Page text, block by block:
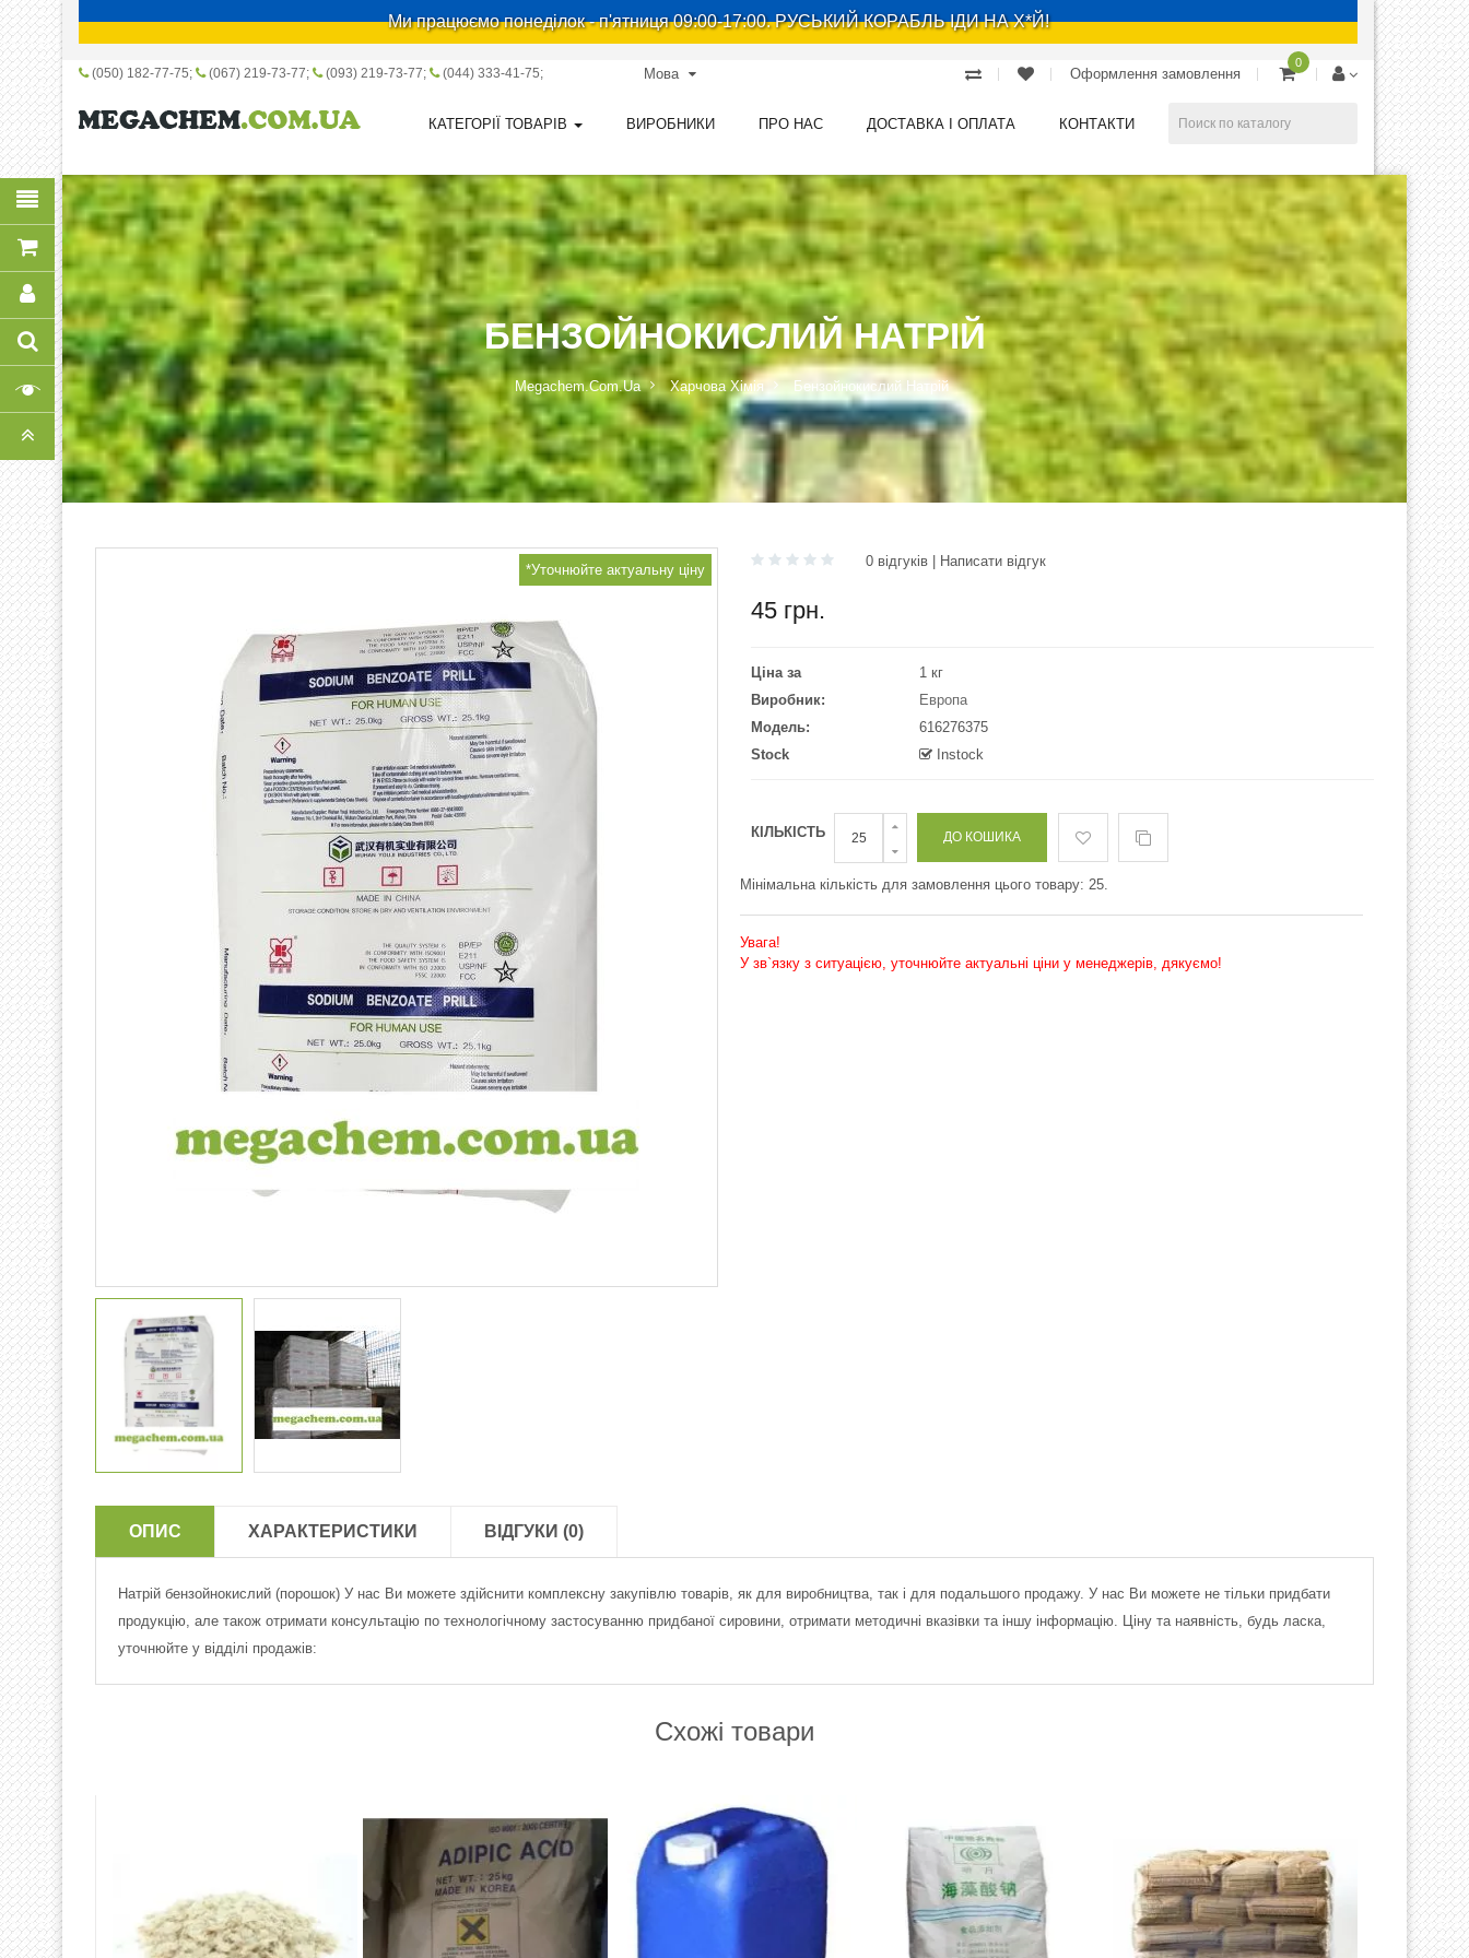
Ми працюємо понеділок - п'ятниця 09:00-17:00. РУСЬКИЙ КОРАБЛЬ ІДИ НА Х*Й!
(050) 182-77-75 (067) 219-73-77 (093) 219-73-77 (044) 333-41-75 Мова Оформлення замовлення
0
КАТЕГОРІЇ ТОВАРІВ ВИРОБНИКИ ПРО НАС ДОСТАВКА І ОПЛАТА КОНТАКТИ
БЕНЗОЙНОКИСЛИЙ НАТРІЙ
Megachem.com.ua Харчова Хімія Бензойнокислий Натрій
*Уточнюйте актуальну ціну
0 відгуків Написати відгук
45 грн.
Ціна за
1 кг
Виробник:
Европа
Модель:
616276375
Stock
Instock
КІЛЬКІСТЬ
Мінімальна кількість для замовлення цього товару: 25.
Увага!
У зв`язку з ситуацією, уточнюйте актуальні ціни у менеджерів, дякуємо!
ОПИС ХАРАКТЕРИСТИКИ ВІДГУКИ (0)
Натрій бензойнокислий (порошок) У нас Ви можете здійснити комплексну закупівлю товарів, як для виробництва, так і для подальшого продажу. У нас Ви можете не тільки придбати
продукцію, але також отримати консультацію по технологічному застосуванню придбаної сировини, отримати методичні вказівки та іншу інформацію. Ціну та наявність, будь ласка,
уточнюйте у відділі продажів:
Схожі товари